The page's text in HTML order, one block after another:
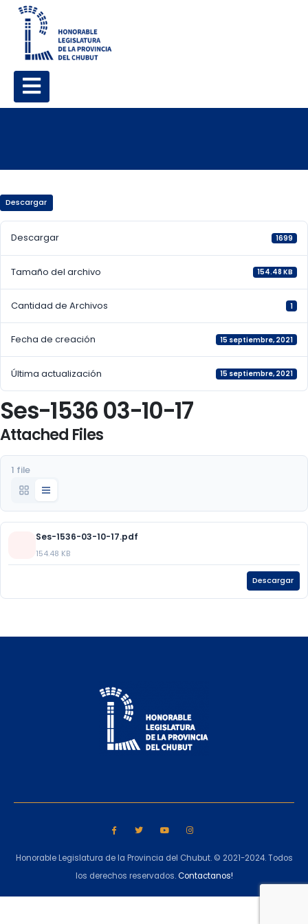
Descargar
Descargar 1699
Tamaño del archivo 154.48 KB
Cantidad de Archivos 1
Fecha de creación 15 septiembre, 2021
Última actualización 15 septiembre, 2021
Ses-1536 03-10-17
Attached Files
1 file
Ses-1536-03-10-17.pdf
154.48 KB
Descargar
Honorable Legislatura de la Provincia del Chubut. © 2021-2024. Todos
los derechos reservados.Contactanos!